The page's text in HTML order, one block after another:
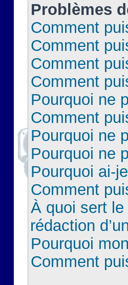
Problèmes
Comment
Comment
Comment
Comment
Pourquoi ne
Comment
Pourquoi ne
Pourquoi ne
Pourquoi ai-
Comment
À quoi sert
rédaction
Pourquoi
Comment